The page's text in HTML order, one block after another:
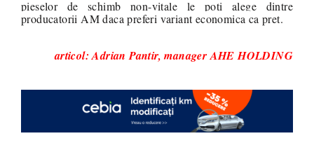
pieselor de schimb non-vitale le poti alege dintre
producatorii AM daca preferi variant economica ca pret.
articol: Adrian Pantir, manager AHE HOLDING